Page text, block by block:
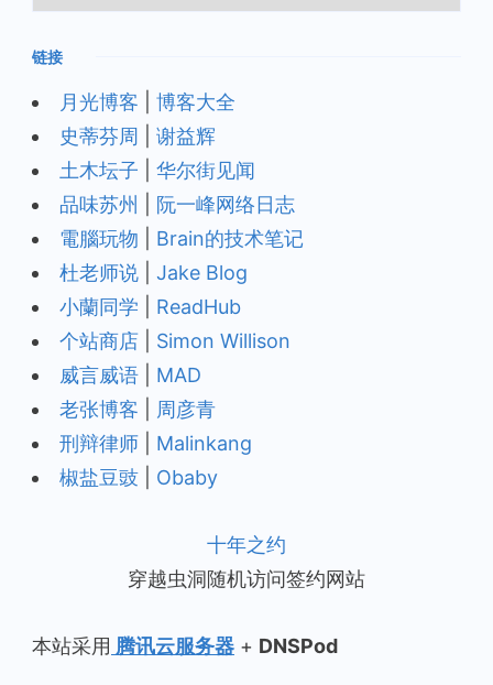
档
链接
月光博客
博客大全
史蒂芬周
谢益辉
土木坛子
华尔街见闻
品味苏州
阮一峰网络日志
電腦玩物
Brain的技术笔记
杜老师说
Jake Blog
小蘭同学
ReadHub
个站商店
Simon Willison
威言威语
MAD
老张博客
周彦青
刑辩律师
Malinkang
椒盐豆豉
Obaby
十年之约
穿越虫洞随机访问签约网站
本站采用 腾讯云服务器 + DNSPod